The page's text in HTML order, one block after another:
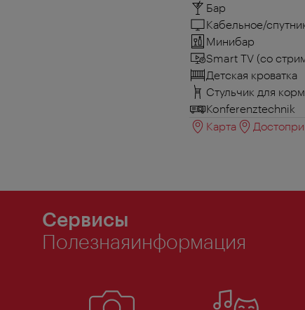
Бар
Кабельное/
Минибар
Smart TV (со
Детская кроватка
Стульчик для
Konferenztechnik
Карта
Сервисы
Полезнаяинформация